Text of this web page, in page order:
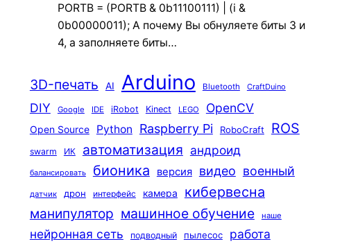
PORTB = (PORTB & 0b11100111) | (i &
0b00000011); А почему Вы обнуляете биты 3 и
4, а заполняете биты…
3D-печать AI Arduino Bluetooth CraftDuino
DIY Google IDE iRobot Kinect LEGO OpenCV
Open Source Python Raspberry Pi RoboCraft ROS
swarm ИК автоматизация андроид
балансировать бионика версия видео военный
датчик дрон интерфейс камера кибервесна
манипулятор машинное обучение наше
нейронная сеть подводный пылесос работа